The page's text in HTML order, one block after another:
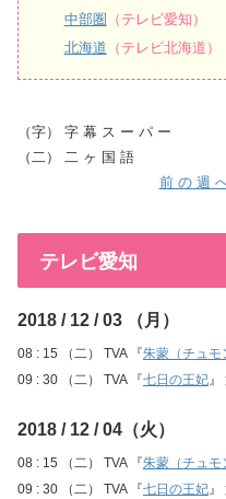
中部圏 （テレビ愛知）
北海道 （テレビ北海道）
（字） 字 幕 ス ー パ ー
（二） 二 ヶ 国 語
前 の 週
テレビ愛知
2018 / 12 / 03 （月）
08 : 15 （二） TVA 『朱蒙（チュモ
09 : 30 （二） TVA 『七日の王妃
2018 / 12 / 04（火）
08 : 15 （二） TVA 『朱蒙（チュモ
09 : 30 （二） TVA 『七日の王妃